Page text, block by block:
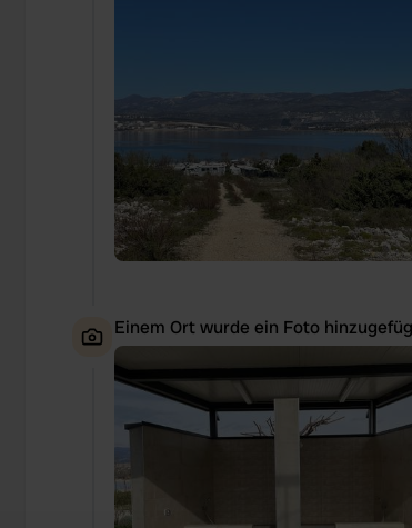
Einem Ort wurde ein Foto